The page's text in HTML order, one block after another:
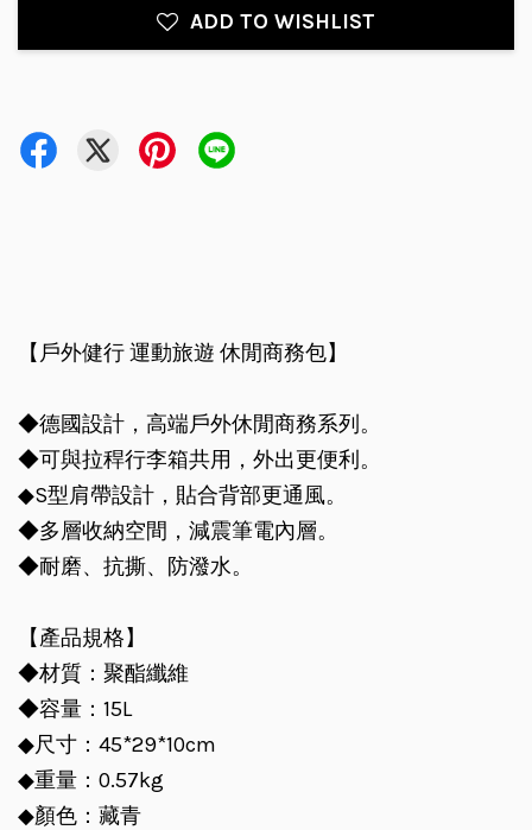
ADD TO WISHLIST
【戶外健行 運動旅遊 休閒商務包】
◆德國設計，高端戶外休閒商務系列。
◆可與拉稈行李箱共用，外出更便利。
◆S型肩帶設計，貼合背部更通風。
◆多層收納空間，減震筆電內層。
◆耐磨、抗撕、防潑水。
【產品規格】
◆材質：聚酯纖維
◆容量：15L
◆尺寸：45*29*10cm
◆重量：0.57kg
◆顏色：藏青